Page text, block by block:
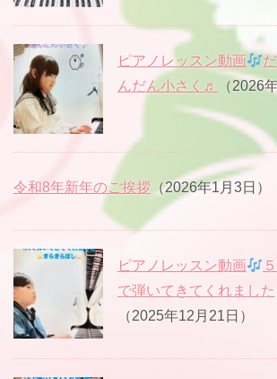
ピアノレッスン動画
んだん小さく♬
（2026
令和8年新年のご挨拶 （2026年1月3日）
ピアノレッスン動画
で弾いてきてくれました
（2025年12月21日）